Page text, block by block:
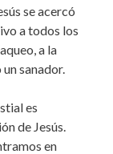
se acercó
a todos los
a la
sanador.
es
de Jesús.
en